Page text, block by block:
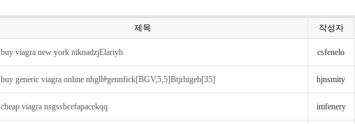
제목 작성자
buy viagra new york niknadzjElariyh csfenelo
buy generic viagra online nhgll#gennfick[BGV,5,5]Btjrhigeb[35] hjnsmity
cheap viagra nsgssbcefapacekqq imfenery